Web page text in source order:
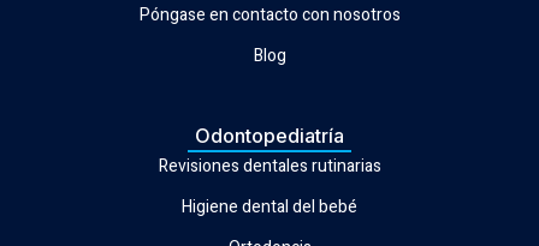
Póngase en contacto con nosotros
Blog
Odontopediatría
Revisiones dentales rutinarias
Higiene dental del bebé